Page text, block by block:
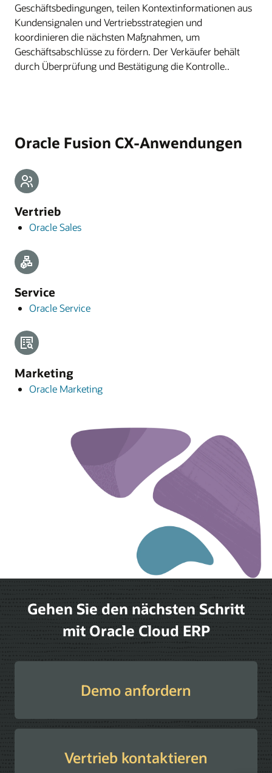
Geschäftsbedingungen, teilen Kontextinformationen aus
Kundensignalen und Vertriebsstrategien und
koordinieren die nächsten Maßnahmen, um
Geschäftsabschlüsse zu fördern. Der Verkäufer behält
durch Überprüfung und Bestätigung die Kontrolle..
Oracle Fusion CX-Anwendungen
Vertrieb
Oracle Sales
Service
Oracle Service
Marketing
Oracle Marketing
Gehen Sie den nächsten Schritt
mit Oracle Cloud ERP
Demo anfordern
Vertrieb kontaktieren